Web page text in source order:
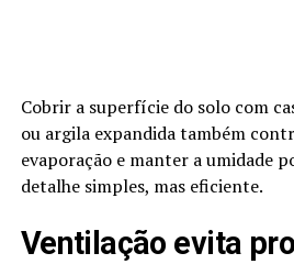
Cobrir a superfície do solo com
ou argila expandida também
evaporação e manter a umidade
detalhe simples, mas eficiente.
Ventilação evita